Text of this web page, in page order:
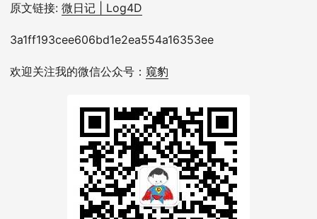
原文链接: 微日记 | Log4D
3a1ff193cee606bd1e2ea554a16353ee
欢迎关注我的微信公众号： 窥豹